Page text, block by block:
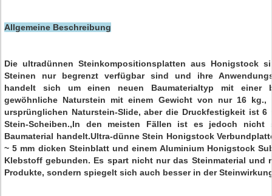
Allgemeine Beschreibung
Die ultradünnen Steinkompositionsplatten aus Honigstock
Steinen nur begrenzt verfügbar sind und ihre
handelt sich um einen neuen Baumaterialtyp mit einer
gewöhnliche Naturstein mit einem Gewicht von nur 16
ursprünglichen Naturstein-Slide, aber die Druckfestigkeit ist
Stein-Scheiben.,In den meisten Fällen ist es jedoch
Baumaterial handelt.Ultra-dünne Stein Honigstock
~ 5 mm dicken Steinblatt und einem Aluminium Honigstock
Klebstoff gebunden. Es spart nicht nur das Steinmaterial und
Produkte, sondern spiegelt sich auch besser in der